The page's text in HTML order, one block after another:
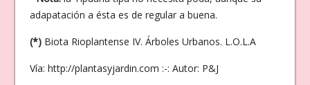
adapatación a ésta es de regular a buena.
(*) Biota Rioplantense IV. Árboles Urbanos. L.O.L.A
Vía: http://plantasyjardin.com :-: Autor: P&J